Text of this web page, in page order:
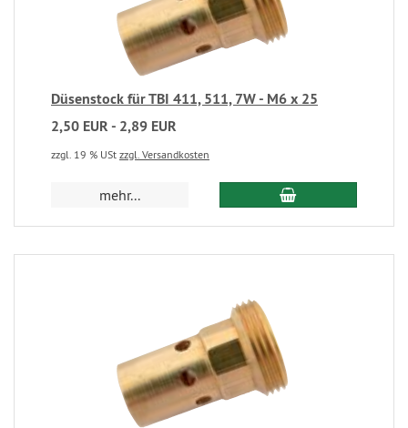
Düsenstock für TBI 411, 511, 7W - M6 x 25
2,50 EUR - 2,89 EUR
zzgl. 19 % USt zzgl. Versandkosten
mehr...